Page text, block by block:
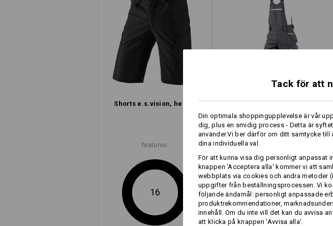
Koncentration på det väsentliga: Kollektionen e.s.vision
kännetecknas av sitt slanka utseende, en sparsmakad look och
lägre vikt tack vare en reducerad men smart fickkonstruktion.
till shorts herr
Shorts e.s.​vision, herrar
features:
16
Pirat­hängselbyxa e.s.​motion
2020
Samma features:
12
Tack för att
Din optimala shoppingupplevelse är vår
dig, plus en smidig process - Detta är
använder.Vi ber därför om ditt samtycke
dina individuella val.
För att kunna visa dig personligt anpassat
knappen 'Acceptera alla' kommer vi att
webbplats via cookies och andra metoder
uppgifter från beställningsprocessen. Vi
följande ändamål: personligt anpassade
produktrekommendationer,
innehåll. Om du inte vill det kan du avvisa
att klicka på knappen 'Avvisa alla'.